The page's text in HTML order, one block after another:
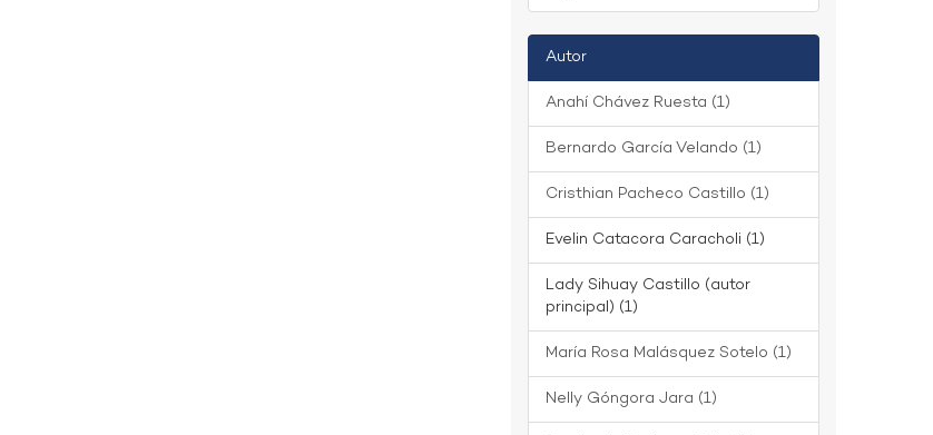
Autor
Anahí Chávez Ruesta (1)
Bernardo García Velando (1)
Cristhian Pacheco Castillo (1)
Evelin Catacora Caracholi (1)
Lady Sihuay Castillo (autor
principal) (1)
María Rosa Malásquez Sotelo (1)
Nelly Góngora Jara (1)